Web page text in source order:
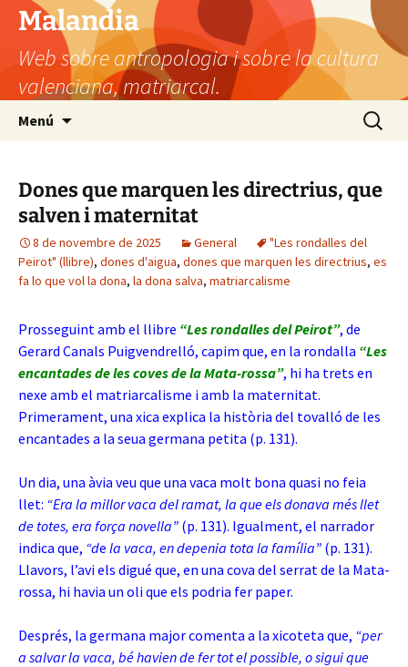
Vés
contingut
Malandia
Web sobre antropologia i sobre la cultura
valenciana, matriarcal.
Menú Cerca:
Dones que marquen les directrius, que
salven i maternitat
8 de novembre de 2025 General
"Les rondalles del
Peirot" (llibre), dones d'aigua, dones que marquen les directrius, es
fa lo que vol la dona, la dona salva, matriarcalisme
Prosseguint amb el llibre “Les rondalles del Peirot”, de
Gerard Canals Puigvendrelló, capim que, en la rondalla “Les
encantades de les coves de la Mata-rossa”, hi ha trets en
nexe amb el matriarcalisme i amb la maternitat.
Primerament, una xica explica la història del tovalló de les
encantades a la seua germana petita (p. 131).
Un dia, una àvia veu que una vaca molt bona quasi no feia
llet: “Era la millor vaca del ramat, la que els donava més llet
de totes, era força novella” (p. 131). Igualment, el narrador
indica que, “de la vaca, en depenia tota la família” (p. 131).
Llavors, l’avi els digué que, en una cova del serrat de la Mata-
rossa, hi havia un oli que els podria fer paper.
Després, la germana major comenta a la xicoteta que, “per
a salvar la vaca, bé havien de fer tot el possible, o sigui que